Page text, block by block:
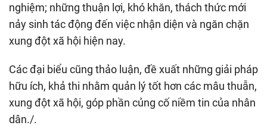
nghiệm; những thuận lợi, khó khăn, thách thức mới
nảy sinh tác động đến việc nhận diện và ngăn chặn
xung đột xã hội hiện nay.
Các đại biểu cũng thảo luận, đề xuất những giải pháp
hữu ích, khả thi nhằm quản lý tốt hơn các mâu thuẫn,
xung đột xã hội, góp phần củng cố niềm tin của nhân
dân./.